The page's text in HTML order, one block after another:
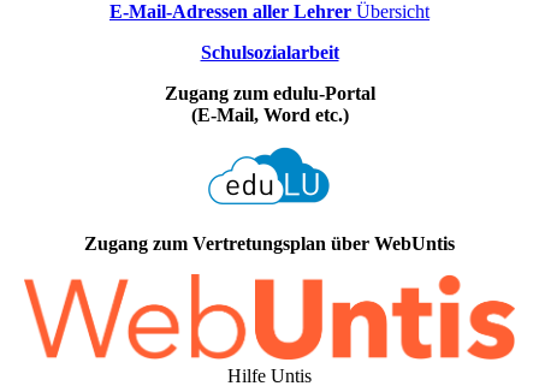
E-Mail-Adressen aller Lehrer Übersicht
Schulsozialarbeit
Zugang zum edulu-Portal
(E-Mail, Word etc.)
Zugang zum Vertretungsplan über WebUntis
Hilfe Untis